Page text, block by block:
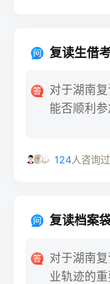
复读生借
对于湖南
能否顺利
124人咨询过
复读档案
对于湖南
业轨迹的